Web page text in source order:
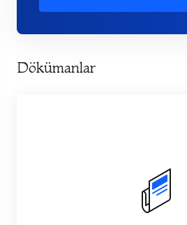
Dökümanlar